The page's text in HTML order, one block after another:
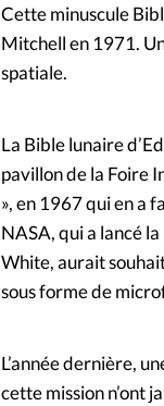
Cette minuscule
Mitchell en 1971.
spatiale.
La Bible lunaire
pavillon de la Foire
», en 1967 qui en a
NASA, qui a lancé
White, aurait
sous forme de
L’année dernière,
cette mission n’ont